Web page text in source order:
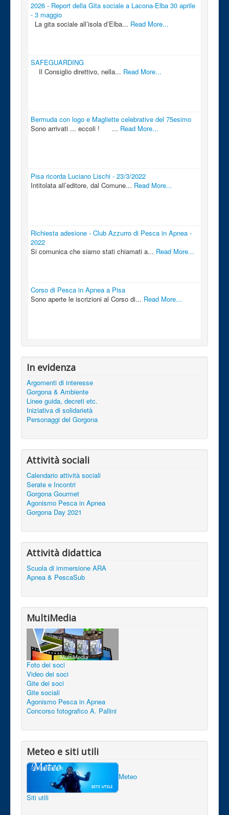
2026 - Report della Gita sociale a Lacona-Elba 30 aprile
- 3 maggio
La gita sociale all’isola d’Elba... Read More...
SAFEGUARDING
Il Consiglio direttivo, nella... Read More...
Bermuda con logo e Magliette celebrative del 75esimo
Sono arrivati ... eccoli ! ... Read More...
Pisa ricorda Luciano Lischi - 23/3/2022
Intitolata all’editore, dal Comune... Read More...
Richiesta adesione - Club Azzurro di Pesca in Apnea -
2022
Si comunica che siamo stati chiamati a... Read More...
Corso di Pesca in Apnea a Pisa
Sono aperte le iscrizioni al Corso di... Read More...
In evidenza
Argomenti di interesse
Gorgona & Ambiente
Linee guida, decreti etc.
Iniziativa di solidarietà
Personaggi del Gorgona
Attività sociali
Calendario attività sociali
Serate e Incontri
Gorgona Gourmet
Agonismo Pesca in Apnea
Gorgona Day 2021
Attività didattica
Scuola di immersione ARA
Apnea & PescaSub
MultiMedia
Foto dei soci
Video dei soci
Gite dei soci
Gite sociali
Agonismo Pesca in Apnea
Concorso fotografico A. Pallini
Meteo e siti utili
Meteo
Siti utili